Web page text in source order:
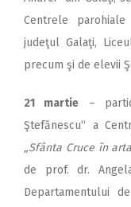
Centrele
judeţul Galaţi,
precum şi de elevii
21 martie –
Ştefănescu“ a
„Sfânta Cruce în
de prof. dr.
Departamentului